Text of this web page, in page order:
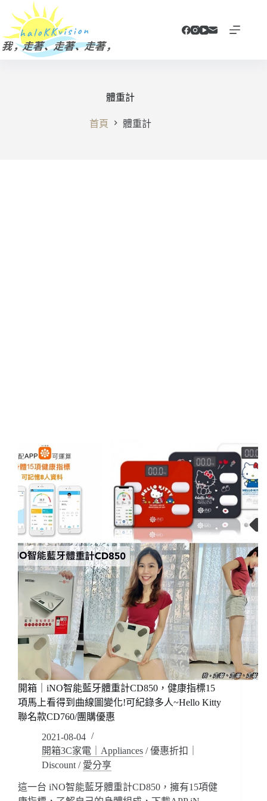
主
要
體重計
首頁 體重計
開箱｜iNO智能藍牙體重計CD850，健康指標15
項馬上看得到曲線圖變化!可紀錄多人~Hello Kitty
聯名款CD760/團購優惠
2021-08-04
開箱3C家電｜Appliances /優惠折扣｜
Discount / 愛分享
這一台 iNO智能藍牙體重計CD850，擁有15項健